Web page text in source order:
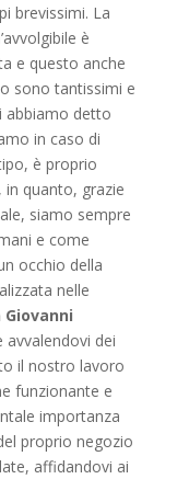
brevissimi. La
è
e questo anche
sono tantissimi e
abbiamo detto
in caso di
è proprio
quanto, grazie
siamo sempre
e come
occhio della
nelle
avvalendovi dei
il nostro lavoro
funzionante e
importanza
proprio negozio
affidandovi ai